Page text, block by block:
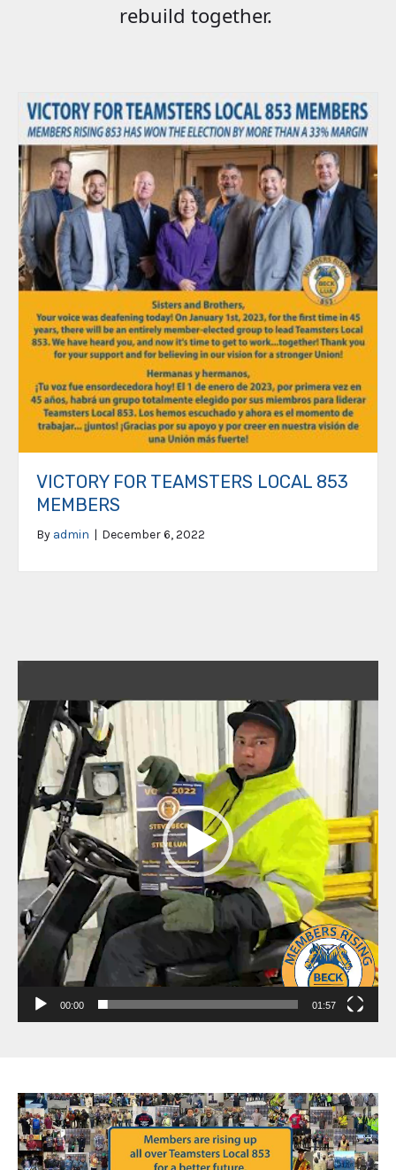
rebuild together.
VICTORY FOR TEAMSTERS LOCAL 853
MEMBERS
By admin | December 6, 2022
Player
00:00 01:57